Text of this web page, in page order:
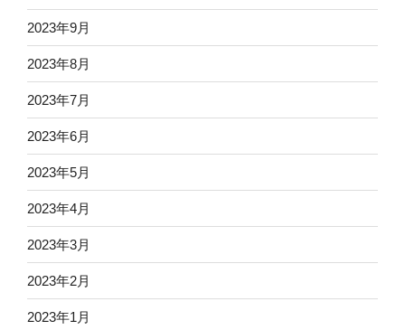
2023年9月
2023年8月
2023年7月
2023年6月
2023年5月
2023年4月
2023年3月
2023年2月
2023年1月